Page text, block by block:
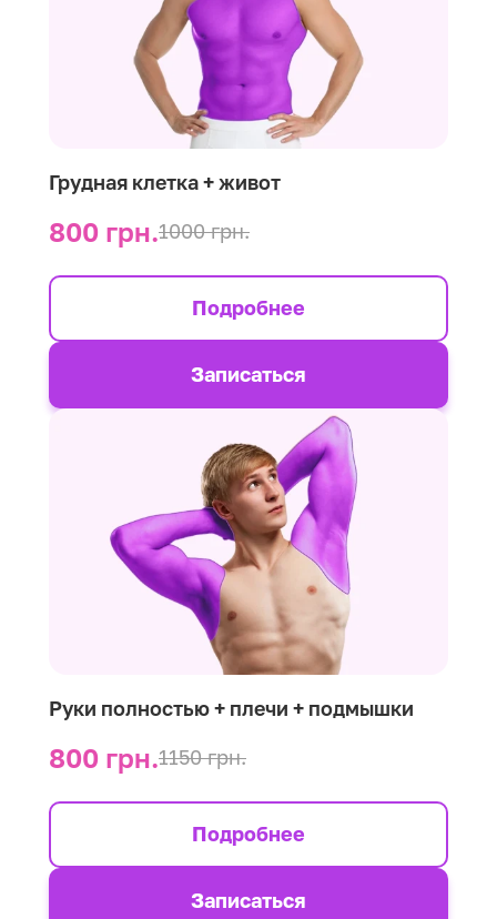
Грудная клетка + живот
800 грн.1000 грн.
Подробнее
Записаться
Руки полностью + плечи + подмышки
800 грн.1150 грн.
Подробнее
Записаться